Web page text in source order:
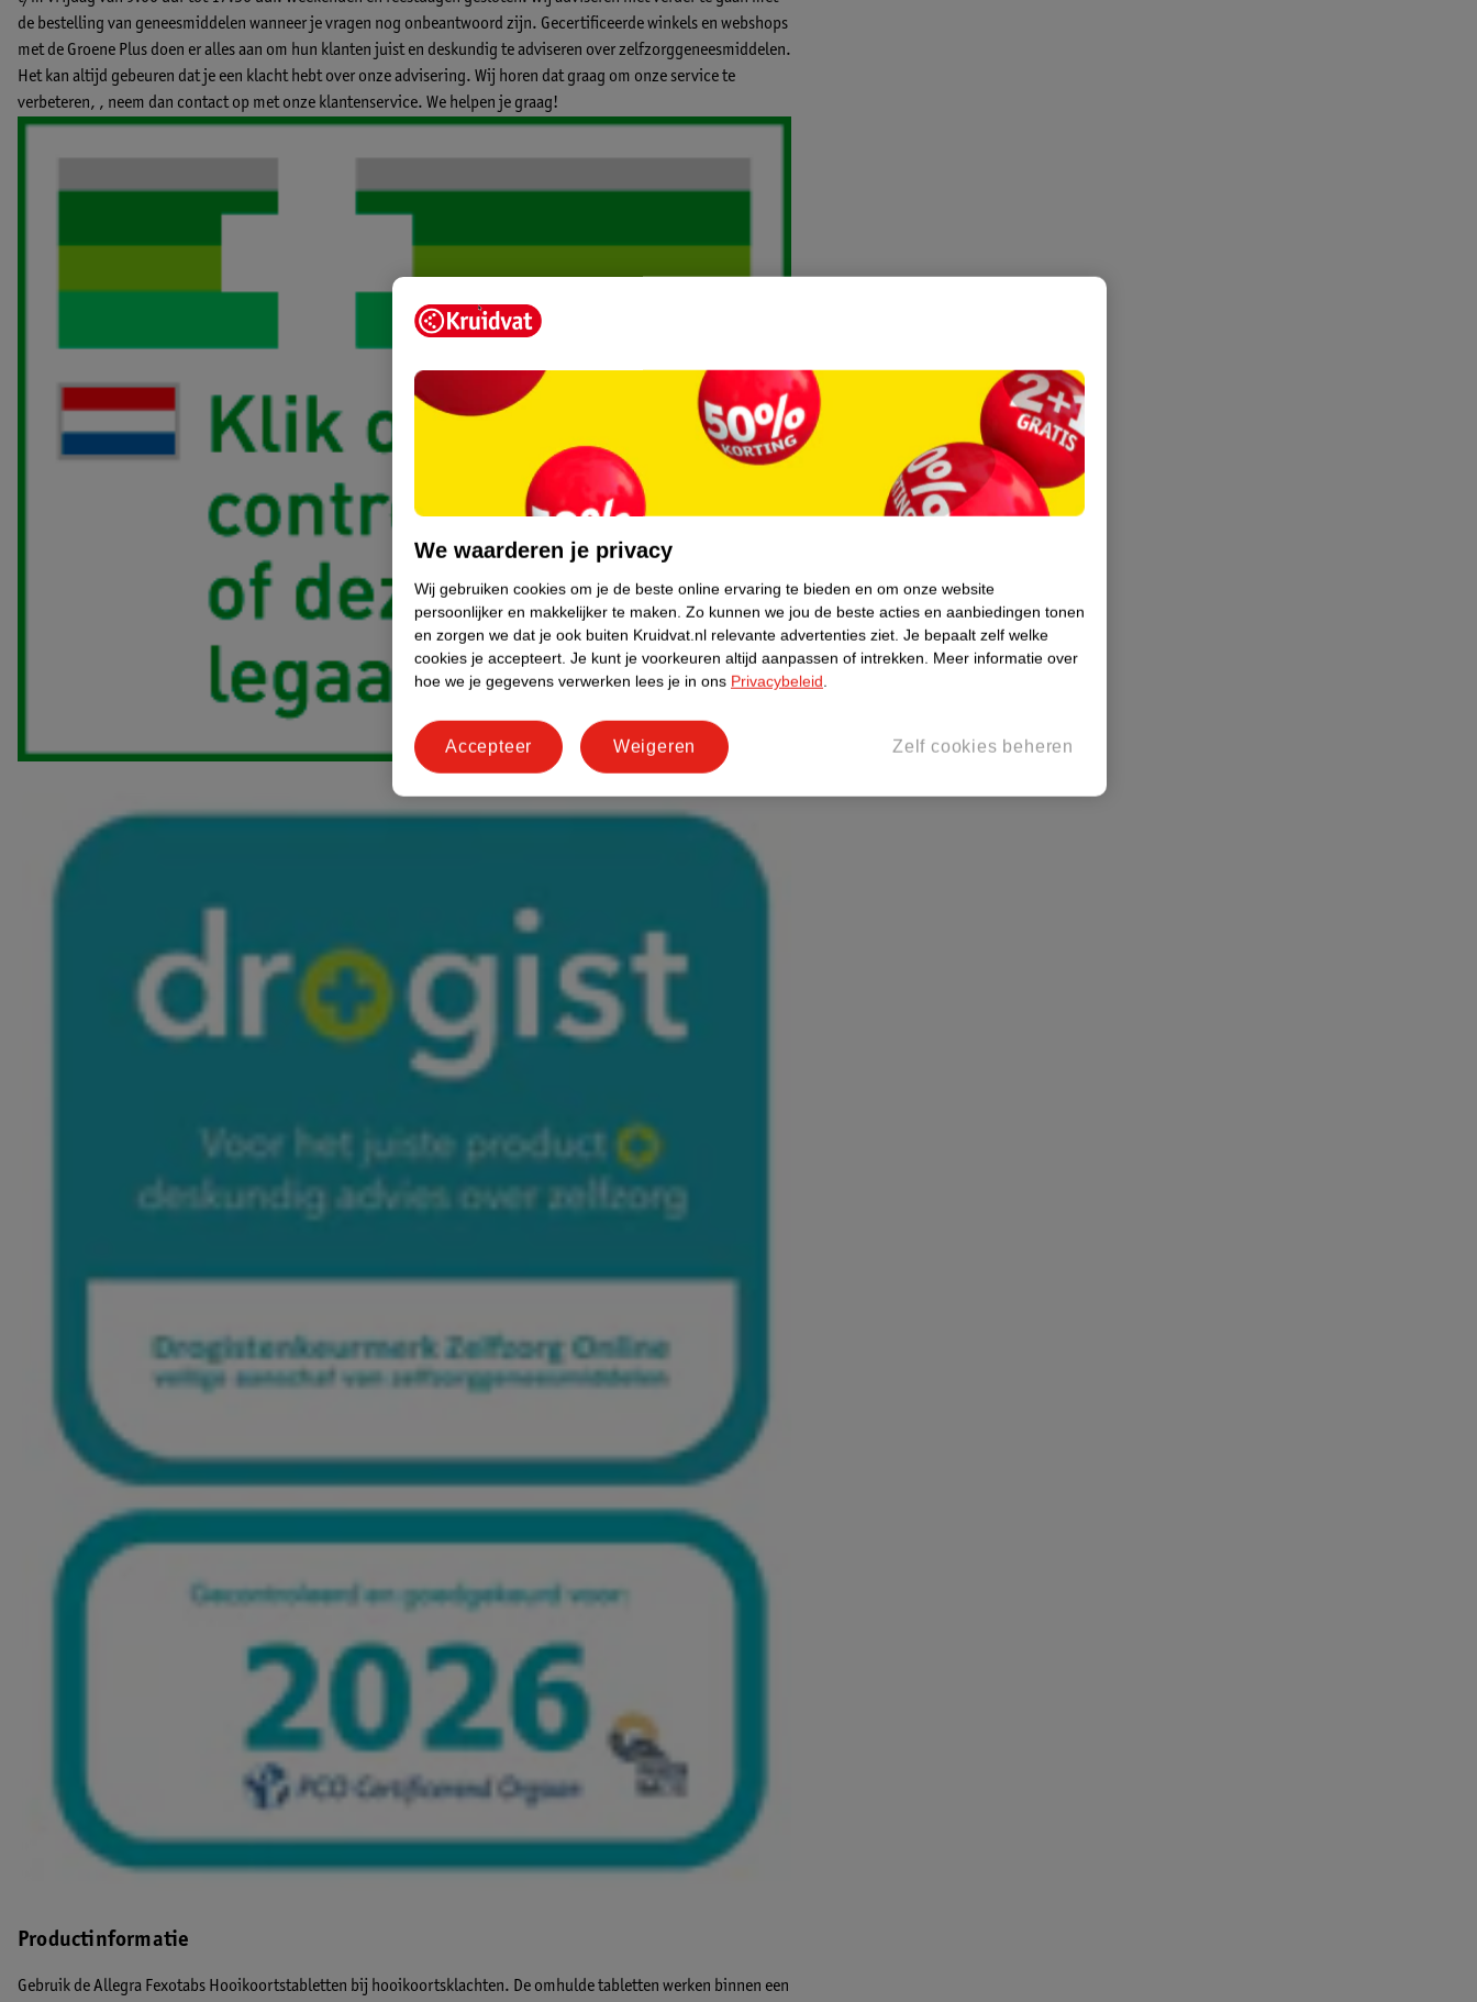
de bestelling van geneesmiddelen wanneer je vragen nog onbeantwoord zijn. Gecertificeerde winkels en webshops
met de Groene Plus doen er alles aan om hun klanten juist en deskundig te adviseren over zelfzorggeneesmiddelen.
Het kan altijd gebeuren dat je een klacht hebt over onze advisering. Wij horen dat graag om onze service te
verbeteren, , neem dan contact op met onze klantenservice. We helpen je graag!
Productinformatie
Gebruik de Allegra Fexotabs Hooikoortstabletten bij hooikoortsklachten. De omhulde tabletten werken binnen een
We waarderen je privacy
Wij gebruiken cookies om je de beste online ervaring te bieden en om onze website
persoonlijker en makkelijker te maken. Zo kunnen we jou de beste acties en aanbiedingen tonen
en zorgen we dat je ook buiten Kruidvat.nl relevante advertenties ziet. Je bepaalt zelf welke
cookies je accepteert. Je kunt je voorkeuren altijd aanpassen of intrekken. Meer informatie over
hoe we je gegevens verwerken lees je in ons Privacybeleid.
Zelf cookies beheren
Weigeren
Accepteer